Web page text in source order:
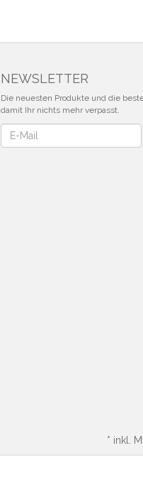
NEWSLETTER
Die neuesten Produkte und die
damit Ihr nichts mehr verpasst.
Newsletter
* inkl.